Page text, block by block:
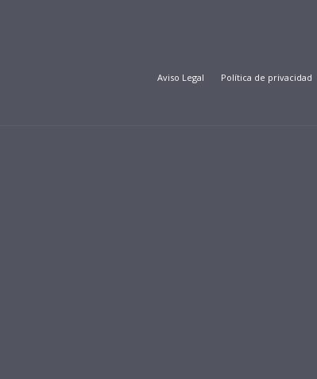
Aviso Legal Política de privacidad